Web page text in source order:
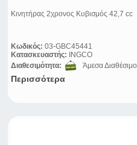
Κινητήρας 2χρονος Κυβισμός 42,7 cc
Κωδικός: 03-GBC45441
Κατασκευαστής: INGCO
Διαθεσιμότητα:
Άμεσα Διαθέσιμο
Περισσότερα